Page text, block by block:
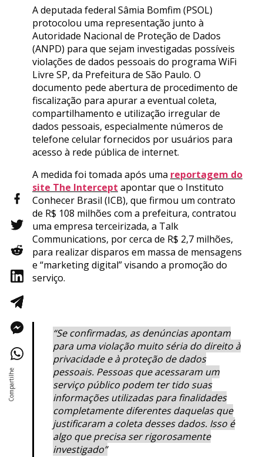
A deputada federal Sâmia Bomfim (PSOL)
protocolou uma representação junto à
Autoridade Nacional de Proteção de Dados
(ANPD) para que sejam investigadas possíveis
violações de dados pessoais do programa WiFi
Livre SP, da Prefeitura de São Paulo. O
documento pede abertura de procedimento de
fiscalização para apurar a eventual coleta,
compartilhamento e utilização irregular de
dados pessoais, especialmente números de
telefone celular fornecidos por usuários para
acesso à rede pública de internet.
A medida foi tomada após uma reportagem do
site The Intercept apontar que o Instituto
Conhecer Brasil (ICB), que firmou um contrato
de R$ 108 milhões com a prefeitura, contratou
uma empresa terceirizada, a Talk
Communications, por cerca de R$ 2,7 milhões,
para realizar disparos em massa de mensagens
e “marketing digital” visando a promoção do
serviço.
“Se confirmadas, as denúncias apontam
para uma violação muito séria do direito à
privacidade e à proteção de dados
pessoais. Pessoas que acessaram um
serviço público podem ter tido suas
informações utilizadas para finalidades
completamente diferentes daquelas que
justificaram a coleta desses dados. Isso é
algo que precisa ser rigorosamente
investigado”